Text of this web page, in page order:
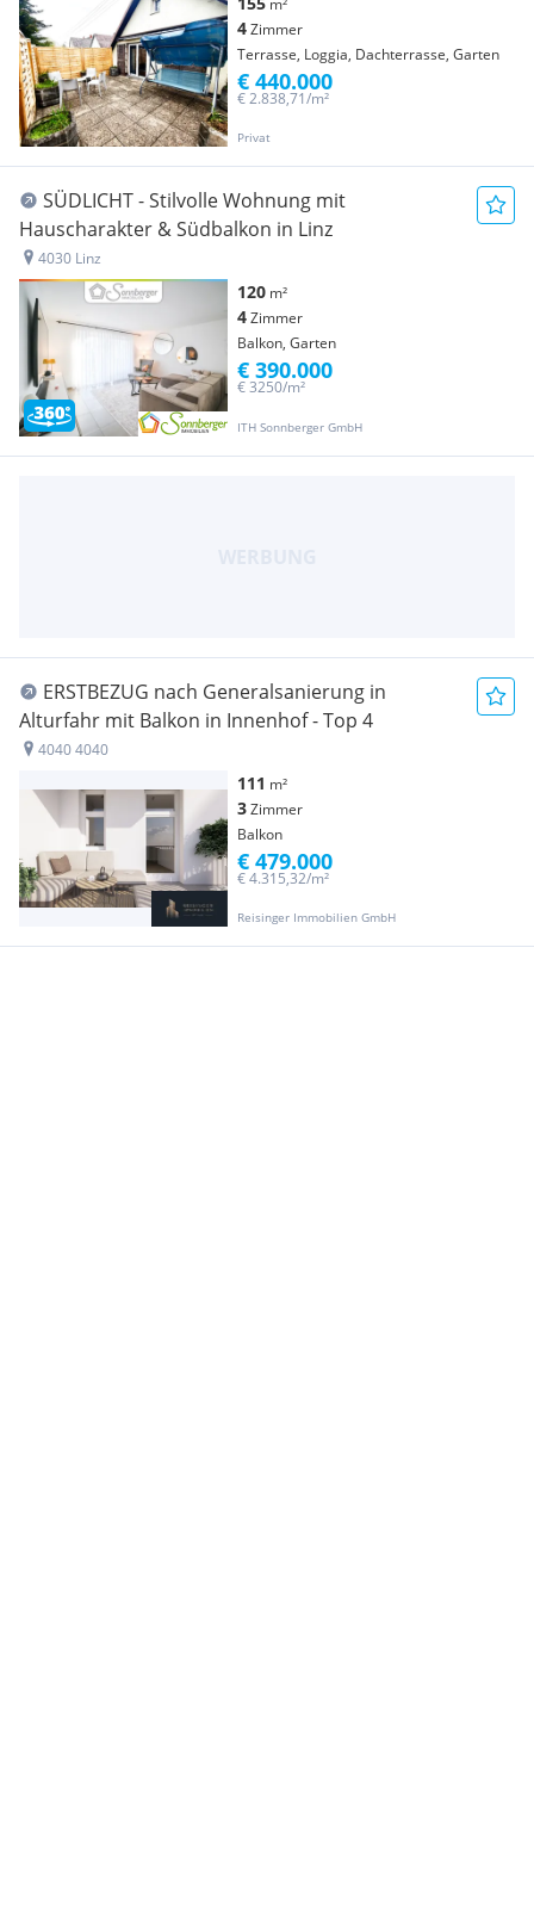
m²
4Zimmer
Terrasse, Loggia, Dachterrasse, Garten
Privat
€ 2.838,71/m²
€ 440.000
SÜDLICHT - Stilvolle Wohnung mit
Hauscharakter & Südbalkon in Linz
4030 Linz
120 m²
4Zimmer
Balkon, Garten
ITH Sonnberger GmbH
€ 3250/m²
€ 390.000
ERSTBEZUG nach Generalsanierung in
Alturfahr mit Balkon in Innenhof - Top 4
4040 4040
111 m²
3Zimmer
Balkon
Reisinger Immobilien GmbH
€ 4.315,32/m²
€ 479.000